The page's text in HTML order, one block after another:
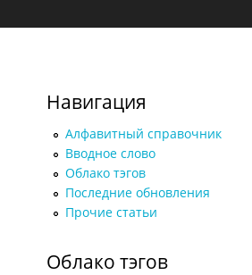
Навигация
Алфавитный справочник
Вводное слово
Облако тэгов
Последние обновления
Прочие статьи
Облако тэгов